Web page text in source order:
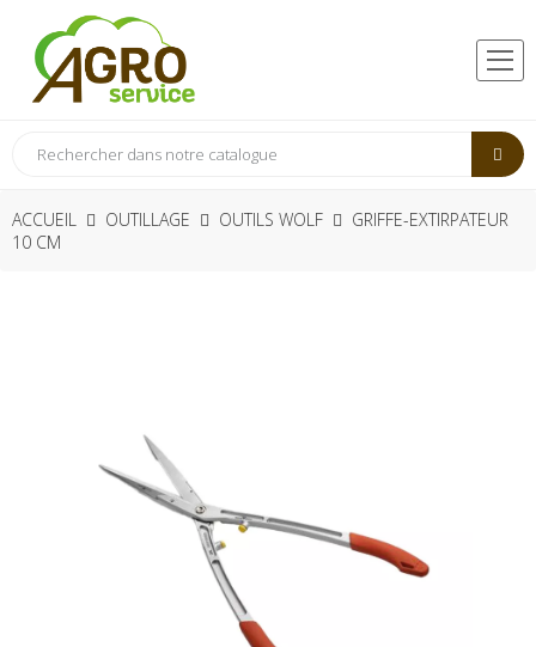
ACCUEIL OUTILLAGE OUTILS WOLF
GRIFFE-EXTIRPATEUR
10 CM